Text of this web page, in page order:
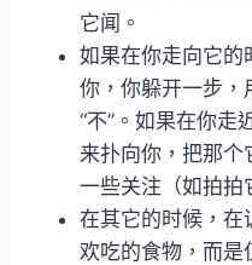
它闻。
如果在你走向它的
你，你躲开一步，
“不”。如果在你走
来扑向你，把那个
一些关注（如拍拍
在其它的时候，在
欢吃的食物，而是